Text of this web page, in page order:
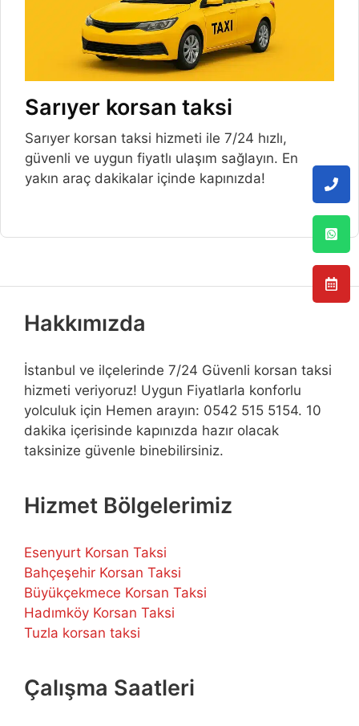
Sarıyer korsan taksi
Sarıyer korsan taksi hizmeti ile 7/24 hızlı,
güvenli ve uygun fiyatlı ulaşım sağlayın. En
yakın araç dakikalar içinde kapınızda!
Hakkımızda
İstanbul ve ilçelerinde 7/24 Güvenli korsan taksi
hizmeti veriyoruz! Uygun Fiyatlarla konforlu
yolculuk için Hemen arayın: 0542 515 5154. 10
dakika içerisinde kapınızda hazır olacak
taksinize güvenle binebilirsiniz.
Hizmet Bölgelerimiz
Esenyurt Korsan Taksi
Bahçeşehir Korsan Taksi
Büyükçekmece Korsan Taksi
Hadımköy Korsan Taksi
Tuzla korsan taksi
Çalışma Saatleri